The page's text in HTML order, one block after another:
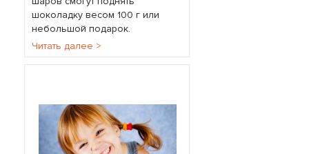
шоколадку весом 100 г или
небольшой подарок.
Читать далее >